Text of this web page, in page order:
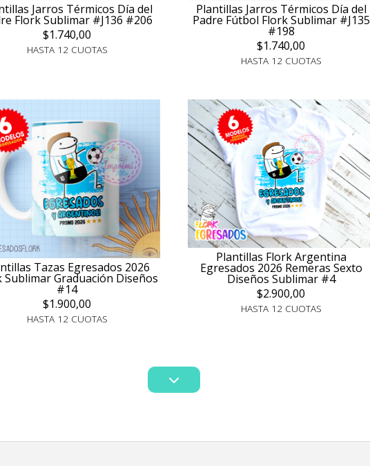
Jarros Térmicos Día del
Flork Sublimar #J136 #206
$1.740,00
HASTA 12 CUOTAS
Plantillas Jarros Térmicos Día del
Padre Fútbol Flork Sublimar #J135
#198
$1.740,00
HASTA 12 CUOTAS
Tazas Egresados 2026
Sublimar Graduación Diseños
#14
$1.900,00
HASTA 12 CUOTAS
Plantillas Flork Argentina
Egresados 2026 Remeras Sexto
Diseños Sublimar #4
$2.900,00
HASTA 12 CUOTAS